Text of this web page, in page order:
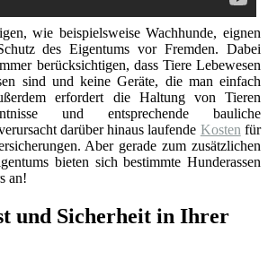
wie beispielsweise Wachhunde, eignen
des Eigentums vor Fremden. Dabei
berücksichtigen, dass Tiere Lebewesen
sind und keine Geräte, die man einfach
erfordert die Haltung von Tieren
und entsprechende bauliche
darüber hinaus laufende Kosten für
Aber gerade zum zusätzlichen
bieten sich bestimmte Hunderassen
an!
und Sicherheit in Ihrer